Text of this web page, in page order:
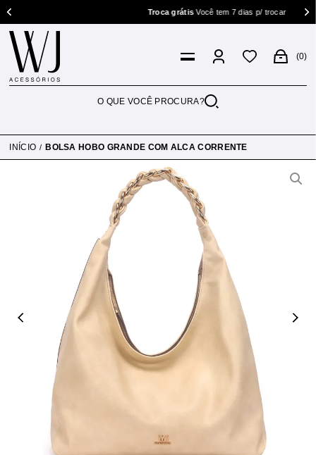
Troca grátisVocê tem 7 dias p/ trocar
0
INÍCIO BOLSA HOBO GRANDE COM ALCA CORRENTE